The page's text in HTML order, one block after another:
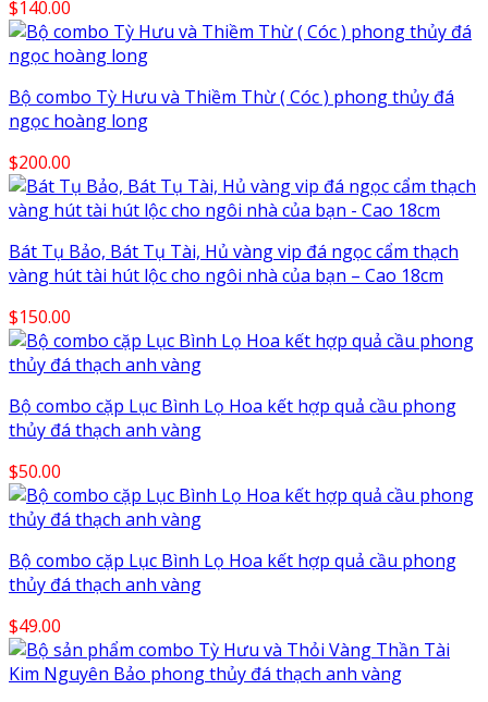
$140.00
Bộ combo Tỳ Hưu và Thiềm Thừ ( Cóc ) phong thủy đá
ngọc hoàng long
$200.00
Bát Tụ Bảo, Bát Tụ Tài, Hủ vàng vip đá ngọc cẩm thạch
vàng hút tài hút lộc cho ngôi nhà của bạn – Cao 18cm
$150.00
Bộ combo cặp Lục Bình Lọ Hoa kết hợp quả cầu phong
thủy đá thạch anh vàng
$50.00
Bộ combo cặp Lục Bình Lọ Hoa kết hợp quả cầu phong
thủy đá thạch anh vàng
$49.00